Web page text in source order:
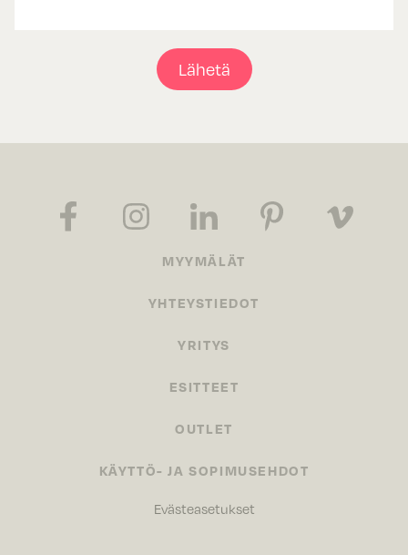
Lähetä
MYYMÄLÄT
YHTEYSTIEDOT
YRITYS
ESITTEET
OUTLET
KÄYTTÖ- JA SOPIMUSEHDOT
Evästeasetukset